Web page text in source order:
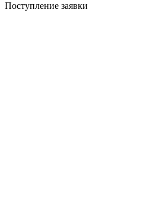
Поступление заявки